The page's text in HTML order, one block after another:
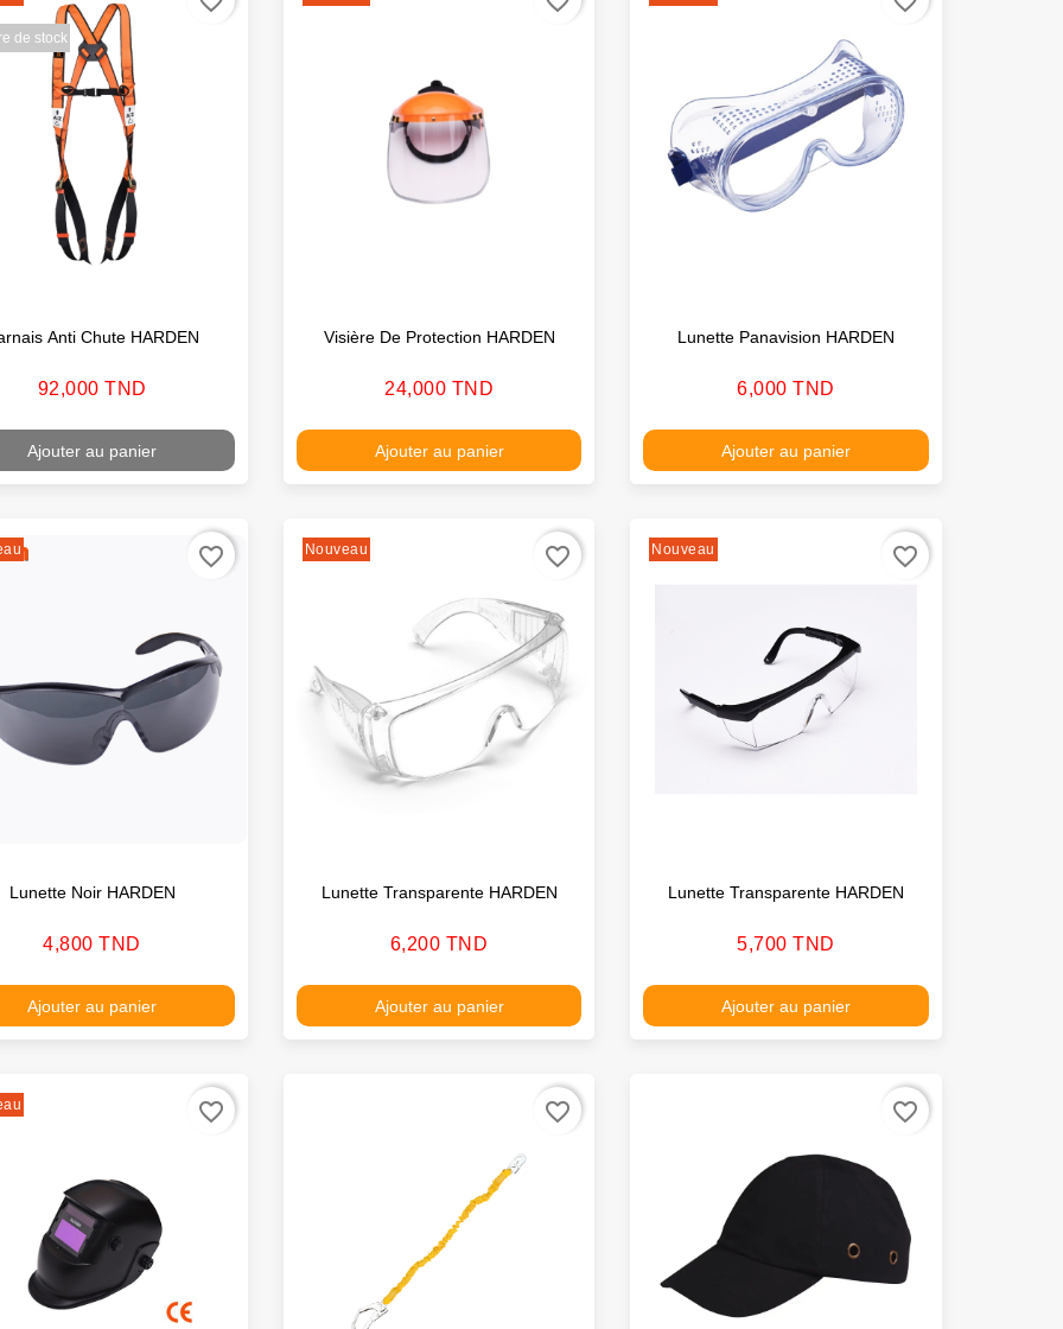
de stock
Anti Chute HARDEN
Prix
92,000 TND
Ajouter au panier
Visière De Protection HARDEN
Prix
24,000 TND
Ajouter au panier
Lunette Panavision HARDEN
Prix
6,000 TND
Ajouter au panier
Lunette Noir HARDEN
Prix
4,800 TND
Ajouter au panier
favorite_border Nouveau
Lunette Transparente HARDEN
Prix
6,200 TND
Ajouter au panier
favorite_border Nouveau
Lunette Transparente HARDEN
Prix
5,700 TND
Ajouter au panier
favorite_border
favorite_border favorite_border favorite_border